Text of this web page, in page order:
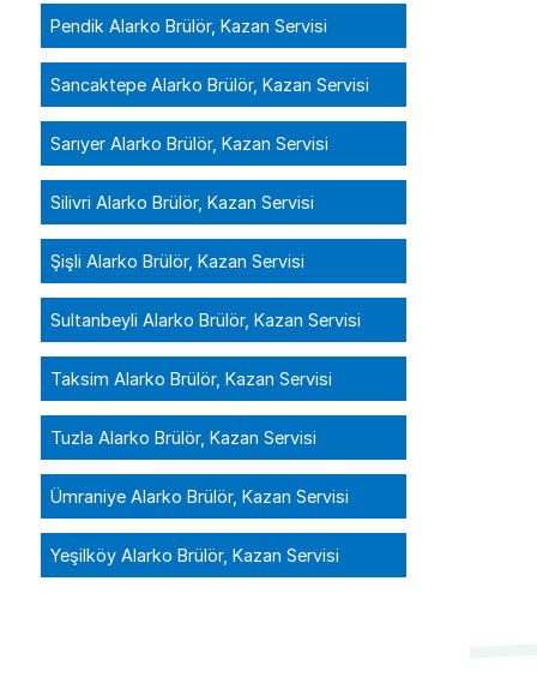
Pendik Alarko Brülör, Kazan Servisi
Sancaktepe Alarko Brülör, Kazan Servisi
Sarıyer Alarko Brülör, Kazan Servisi
Silivri Alarko Brülör, Kazan Servisi
Şişli Alarko Brülör, Kazan Servisi
Sultanbeyli Alarko Brülör, Kazan Servisi
Taksim Alarko Brülör, Kazan Servisi
Tuzla Alarko Brülör, Kazan Servisi
Ümraniye Alarko Brülör, Kazan Servisi
Yeşilköy Alarko Brülör, Kazan Servisi